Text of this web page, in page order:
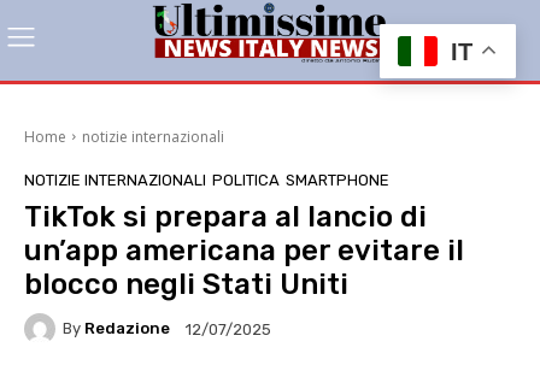
Home notizie internazionali
NOTIZIE INTERNAZIONALI POLITICA SMARTPHONE
TikTok si prepara al lancio di
un’app americana per evitare il
blocco negli Stati Uniti
By Redazione 12/07/2025
IT